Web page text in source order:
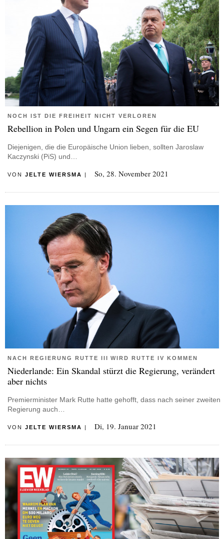
NOCH IST DIE FREIHEIT NICHT VERLOREN
Rebellion in Polen und Ungarn ein Segen für die EU
Diejenigen, die die Europäische Union lieben, sollten Jaroslaw
Kaczynski (PiS) und…
VON JELTE WIERSMA So, 28. November 2021
NACH REGIERUNG RUTTE III WIRD RUTTE IV KOMMEN
Niederlande: Ein Skandal stürzt die Regierung, verändert
aber nichts
Premierminister Mark Rutte hatte gehofft, dass nach seiner zweiten
Regierung auch…
VON JELTE WIERSMA | Di, 19. Januar 2021